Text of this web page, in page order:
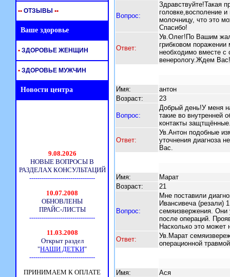
Вопрос:
Здравствуйте!Такая
головке,восполение
молочницу, что это
Спасибо!
Ответ:
Ув.Олег!По Вашим
грибковом
необходимо вместе с
венерологу.Ждем Вас!
Имя:
антон
Возраст:
23
Вопрос:
Добрый день!У меня
такие во внутренней
контакты
Ответ:
Ув.Антон подобные
уточнения диагноза
Вас.
Имя:
Марат
Возраст:
21
Вопрос:
Мне поставили
Ивансивеча (резали)
семяизвержения.
после операций.
Насколько это может
Ответ:
Ув.Марат
операционной
Имя:
Ася
•• ОТЗЫВЫ ••
Ваше здоровье
• ЗДОРОВЬЕ ЖЕНЩИН
• ЗДОРОВЬЕ МУЖЧИН
Новости центра